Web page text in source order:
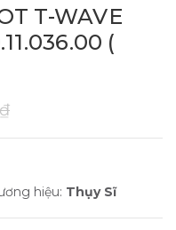
T-WAVE
(
hiệu: Thụy Sĩ